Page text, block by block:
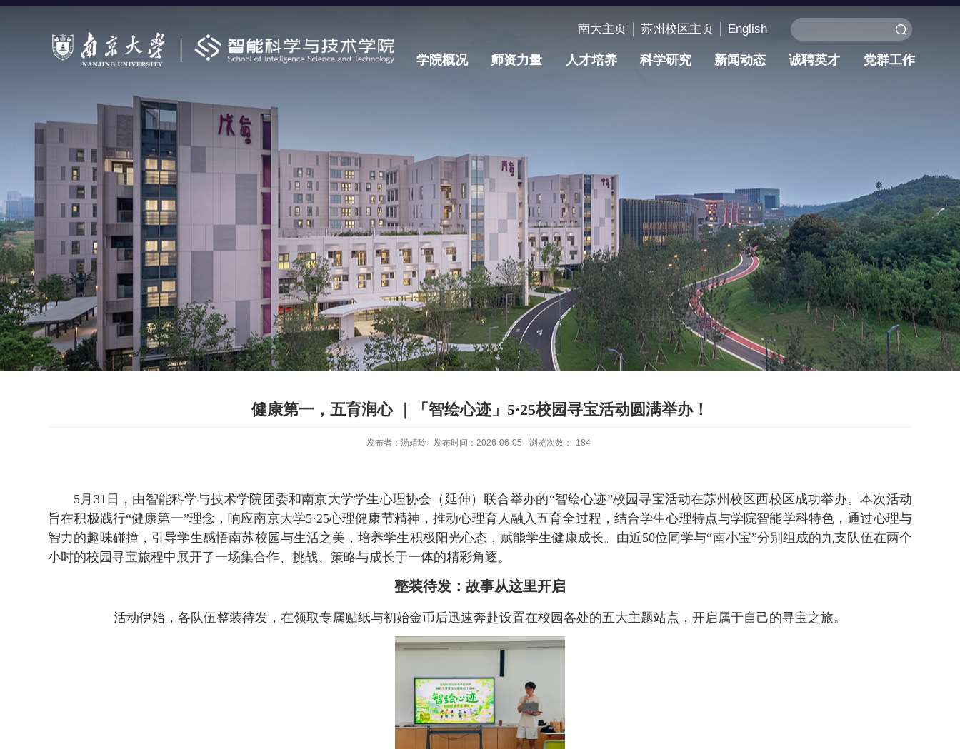
南大主页 苏州校区主页 English
学院概况 师资力量 人才培养 科学研究 新闻动态 诚聘英才 党群工作
健康第一，五育润心 ｜「智绘心迹」5·25校园寻宝活动圆满举办！
发布者：汤靖玲 发布时间：2026-06-05 浏览次数： 184
5月31日，由智能科学与技术学院团委和南京大学学生心理协会（延伸）联合举办的“智绘心迹”校园寻宝活动在苏州校区西校区成功举办。本次活动
旨在积极践行“健康第一”理念，响应南京大学5·25心理健康节精神，推动心理育人融入五育全过程，结合学生心理特点与学院智能学科特色，通过心理与
智力的趣味碰撞，引导学生感悟南苏校园与生活之美，培养学生积极阳光心态，赋能学生健康成长。由近50位同学与“南小宝”分别组成的九支队伍在两个
小时的校园寻宝旅程中展开了一场集合作、挑战、策略与成长于一体的精彩角逐。
整装待发：故事从这里开启
活动伊始，各队伍整装待发，在领取专属贴纸与初始金币后迅速奔赴设置在校园各处的五大主题站点，开启属于自己的寻宝之旅。